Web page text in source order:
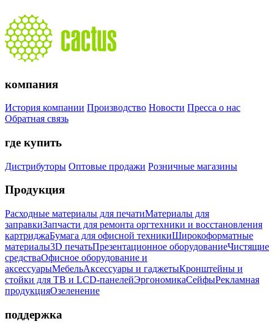
компания
История компании Производство Новости Пресса о нас
Обратная связь
где купить
Дистрибуторы Оптовые продажи Розничные магазины
Продукция
Расходные материалы для печатиМатериалы для
заправкиЗапчасти для ремонта оргтехники и восстановления
картриджаБумага для офисной техникиШирокоформатные
материалы3D печатьПрезентационное оборудованиеЧистящие
средстваОфисное оборудование и
аксессуарыМебельАксессуары и гаджетыКронштейны и
стойки для ТВ и LCD-панелейЭргономикаСейфыРекламная
продукцияОзеленение
поддержка